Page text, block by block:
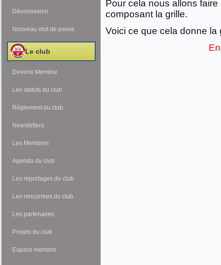
Déconnexion
Nouveau mot de passe
Le club
Devenir Membre
Les statuts du club
Règlement du club
Newsletters
Les Membres
Agenda du club
Les reportages du club
Les rencontres du club
Les partenaires
Projets du club
Espace membre
Pour cela nous allons
composant la grille.
Voici ce que cela donne la